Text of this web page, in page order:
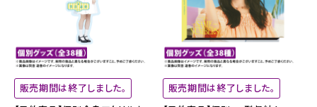
販売期間は終了しました。
販売期間は終了しました。